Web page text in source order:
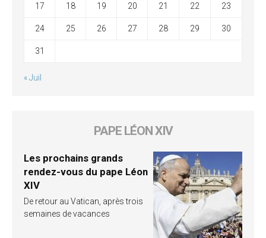
17 18 19 20 21 22 23
24 25 26 27 28 29 30
31
« Juil
PAPE LÉON XIV
Les prochains grands
rendez-vous du pape Léon
XIV
De retour au Vatican, après trois
semaines de vacances